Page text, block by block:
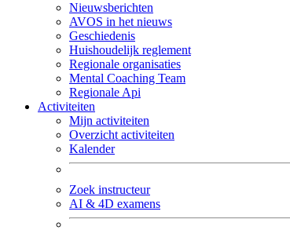
Nieuwsberichten
AVOS in het nieuws
Geschiedenis
Huishoudelijk reglement
Regionale organisaties
Mental Coaching Team
Regionale Api
Activiteiten
Mijn activiteiten
Overzicht activiteiten
Kalender
Zoek instructeur
AI & 4D examens